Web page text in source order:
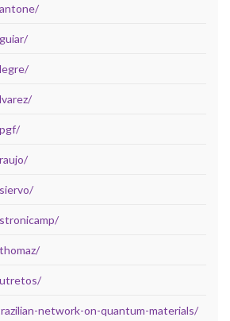
network-on-quantum-materials/